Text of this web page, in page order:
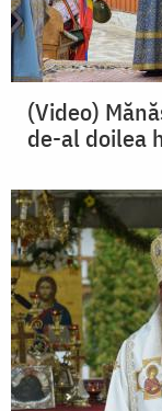
(Video)
de-al doilea